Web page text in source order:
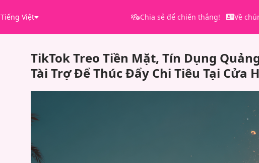
Tiếng Việt Chia sẻ để chiến thắng! Về
TikTok Treo Tiền Mặt, Tín Dụng
Tài Trợ Để Thúc Đẩy Chi Tiêu Tại Cửa